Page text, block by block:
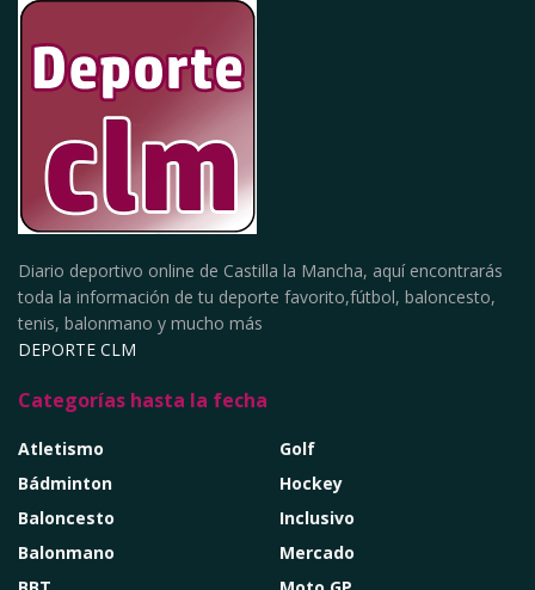
Diario deportivo online de Castilla la Mancha, aquí encontrarás
toda la información de tu deporte favorito,fútbol, baloncesto,
tenis, balonmano y mucho más
DEPORTE CLM
Categorías hasta la fecha
Atletismo
Bádminton
Baloncesto
Balonmano
Golf
Hockey
Inclusivo
Mercado